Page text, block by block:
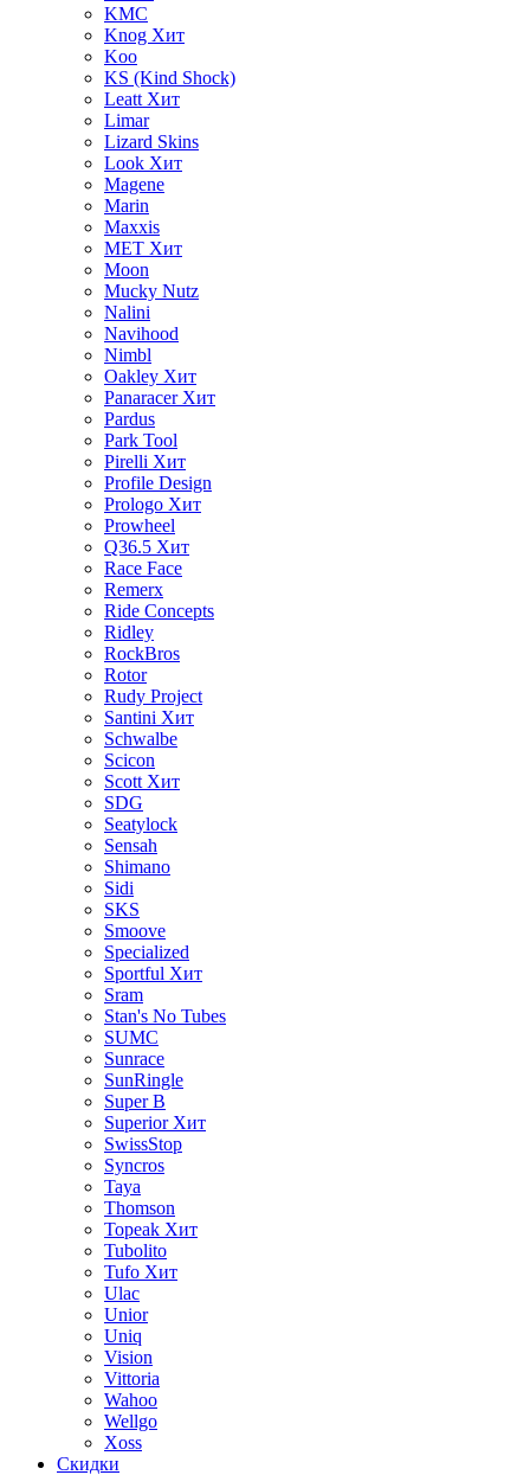
KMC
Knog Хит
Koo
KS (Kind Shock)
Leatt Хит
Limar
Lizard Skins
Look Хит
Magene
Marin
Maxxis
MET Хит
Moon
Mucky Nutz
Nalini
Navihood
Nimbl
Oakley Хит
Panaracer Хит
Pardus
Park Tool
Pirelli Хит
Profile Design
Prologo Хит
Prowheel
Q36.5 Хит
Race Face
Remerx
Ride Concepts
Ridley
RockBros
Rotor
Rudy Project
Santini Хит
Schwalbe
Scicon
Scott Хит
SDG
Seatylock
Sensah
Shimano
Sidi
SKS
Smoove
Specialized
Sportful Хит
Sram
Stan's No Tubes
SUMC
Sunrace
SunRingle
Super B
Superior Хит
SwissStop
Syncros
Taya
Thomson
Topeak Хит
Tubolito
Tufo Хит
Ulac
Unior
Uniq
Vision
Vittoria
Wahoo
Wellgo
Xoss
Скидки